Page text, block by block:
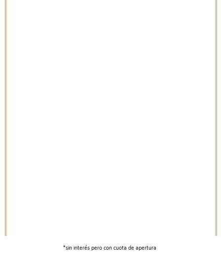
*sin interés pero con cuota de apertura